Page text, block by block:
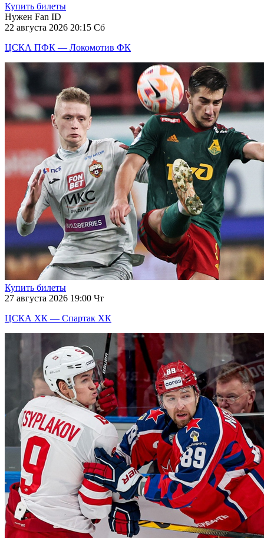
Купить билеты
Нужен Fan ID
22 августа 2026 20:15 Сб
ЦСКА ПФК — Локомотив ФК
Купить билеты
27 августа 2026 19:00 Чт
ЦСКА ХК — Спартак ХК